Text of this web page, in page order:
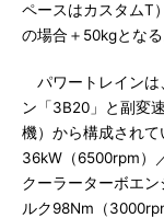
ペースはカスタムT
の場合＋50kgとなる
パワートレインは
ン「3B20」と副変
機）から構成され
36kW（6500rpm）
クーラーターボエ
ルク98Nm（